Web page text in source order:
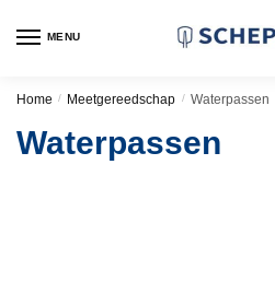
MENU
Home / Meetgereedschap / Waterpassen
Waterpassen